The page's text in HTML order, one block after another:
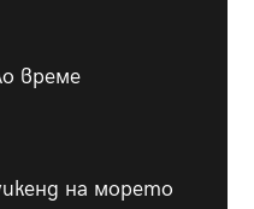
време
на морето